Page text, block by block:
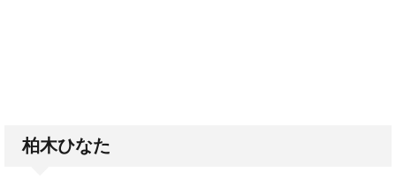
柏木ひなた